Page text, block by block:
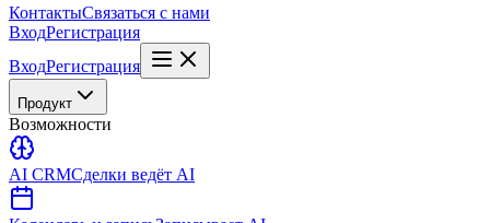
КонтактыСвязаться с нами
ВходРегистрация
ВходРегистрация
Продукт
Возможности
AI CRMСделки ведёт AI